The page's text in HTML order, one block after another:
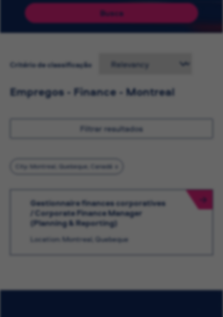
Busca
Critério de classificação
Empregos - Finance - Montreal
Filtrar resultados
City: Montreal, Quebeque, Canadá
Gestionnaire finances corporatives
/ Corporate Finance Manager
(Planning & Reporting)
Location: Montreal, Quebeque